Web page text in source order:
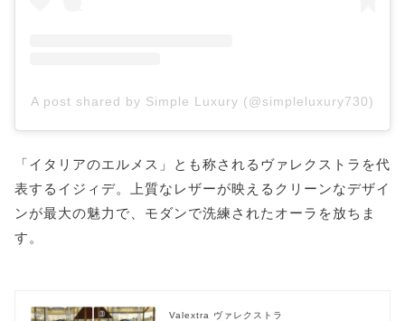
A post shared by Simple Luxury (@simpleluxury730)
「イタリアのエルメス」とも称されるヴァレクストラを代
表するイジィデ。上質なレザーが映えるクリーンなデザイ
ンが最大の魅力で、モダンで洗練されたオーラを放ちま
す。
Valextra ヴァレクストラ